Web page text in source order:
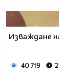
Изваждане
40 719